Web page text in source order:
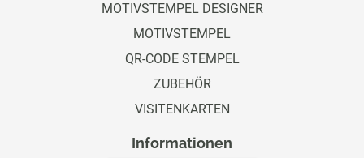
MOTIVSTEMPEL DESIGNER
MOTIVSTEMPEL
QR-CODE STEMPEL
ZUBEHÖR
VISITENKARTEN
Informationen